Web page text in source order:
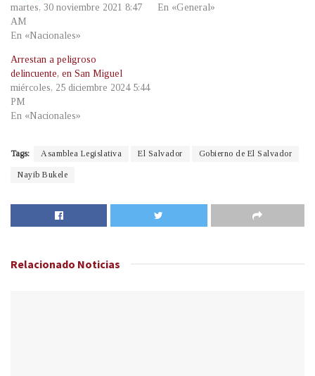
martes, 30 noviembre 2021 8:47
AM
En «Nacionales»
En «General»
Arrestan a peligroso
delincuente, en San Miguel
miércoles, 25 diciembre 2024 5:44
PM
En «Nacionales»
Tags: Asamblea Legislativa El Salvador Gobierno de El Salvador
Nayib Bukele
Relacionado Noticias